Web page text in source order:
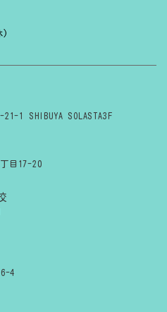
)
1 SHIBUYA SOLASTA3F
目17-20
4